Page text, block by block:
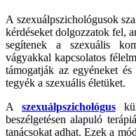
A szexuálpszichológusok
kérdéseket dolgozzatok fel,
segítenek a szexuális
vágyakkal kapcsolatos
támogatják az egyéneket
tegyék a szexuális életüket.
A szexuálpszichológus
beszélgetésen alapuló
tanácsokat adhat. Ezek a